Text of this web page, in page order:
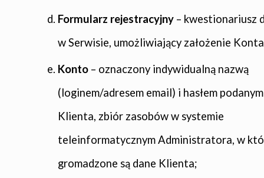
Formularz rejestracyjny– kwestionariusz
w Serwisie, umożliwiający założenie
Konto– oznaczony indywidualną nazwą
(loginem/adresem email) i hasłem
Klienta, zbiór zasobów w systemie
teleinformatycznym Administratora, w
gromadzone są dane Klienta;